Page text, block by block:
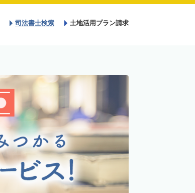
司法書士検索 土地活用プラン請求